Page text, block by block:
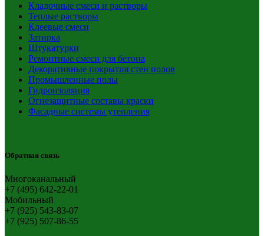
Кладочные смеси и растворы
Теплые растворы
Клеевые смеси
Затирка
Штукатурки
Ремонтные смеси для бетона
Декоративные покрытия стен полов
Промышленные полы
Гидроизоляция
Огнезащитные составы краски
Фасадные системы утепления
Обратная связь
Многоканальный
+7 (495) 642-22-01
Мобильный
+7 (925) 543-83-07
+7 (925) 507-86-55